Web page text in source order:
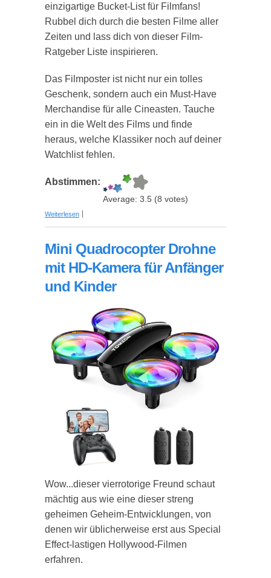
einzigartige Bucket-List für Filmfans!
Rubbel dich durch die besten Filme aller
Zeiten und lass dich von dieser Film-
Ratgeber Liste inspirieren.
Das Filmposter ist nicht nur ein tolles
Geschenk, sondern auch ein Must-Have
Merchandise für alle Cineasten. Tauche
ein in die Welt des Films und finde
heraus, welche Klassiker noch auf deiner
Watchlist fehlen.
Abstimmen:
Average: 3.5 (8 votes)
Weiterlesen über Bucket-List-Poster "100 Movies | 100 Filme”
Mini Quadrocopter Drohne
mit HD-Kamera für Anfänger
und Kinder
Wow...dieser vierrotorige Freund schaut
mächtig aus wie eine dieser streng
geheimen Geheim-Entwicklungen, von
denen wir üblicherweise erst aus Special
Effect-lastigen Hollywood-Filmen
erfahren.